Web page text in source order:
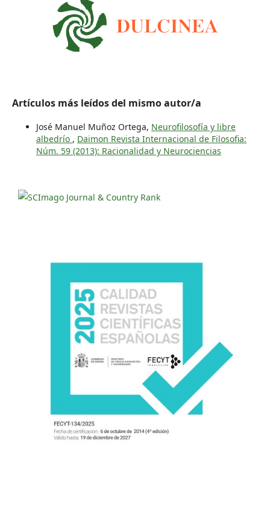
Artículos más leídos del mismo autor/a
José Manuel Muñoz Ortega, Neurofilosofía y libre
albedrío , Daimon Revista Internacional de Filosofia:
Núm. 59 (2013): Racionalidad y Neurociencias